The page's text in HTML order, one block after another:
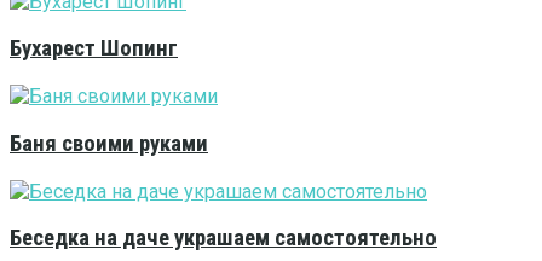
Бухарест Шопинг
Баня своими руками
Беседка на даче украшаем самостоятельно